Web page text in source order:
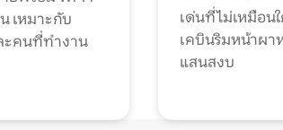
เหมาะกับ
ะคนที่ทำงาน
เด่นที่ไม่เหมือน
เคบินริมหน้าผา
แสนสงบ